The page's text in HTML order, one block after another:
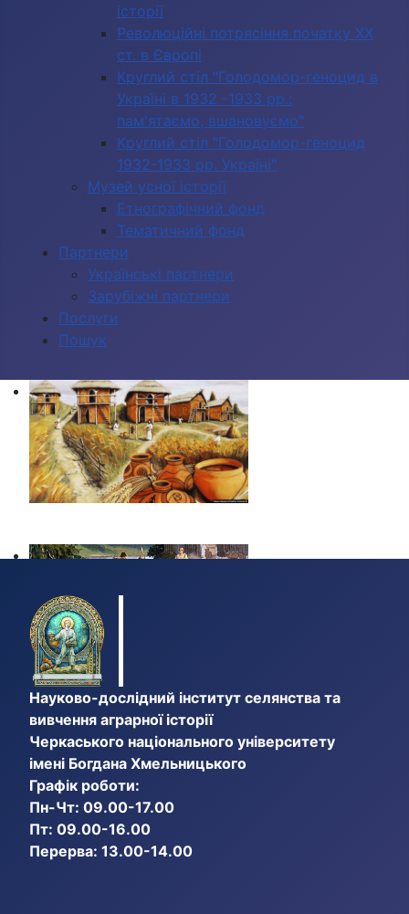
історії
Революційні потрясіння початку ХХ
ст. в Європі
Круглий стіл "Голодомор-геноцид в
Україні в 1932 -1933 рр.:
пам'ятаємо, вшановуємо"
Круглий стіл "Голодомор-геноцид
1932-1933 рр. Україні"
Музей усної історії
Етнографічний фонд
Тематичний фонд
Партнери
Українські партнери
Зарубіжні партнери
Послуги
Пошук
Науково-дослідний інститут селянства та
вивчення аграрної історії
Черкаського національного університету
імені Богдана Хмельницького
Графік роботи:
Пн-Чт: 09.00-17.00
Пт: 09.00-16.00
Перерва: 13.00-14.00